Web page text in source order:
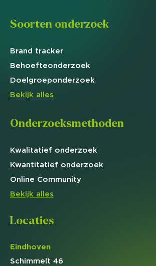
Soorten onderzoek
Brand tracker
Behoefteonderzoek
Doelgroeponderzoek
Bekijk alles
Onderzoeksmethoden
Kwalitatief onderzoek
Kwantitatief onderzoek
Online Community
Bekijk alles
Locaties
Eindhoven
Schimmelt 46